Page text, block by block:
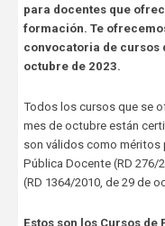
para docentes que
formación. Te
convocatoria de cursos
octubre de 2023.
Todos los cursos que se
mes de octubre están
son válidos como méritos
Pública Docente (RD 276/
(RD 1364/2010, de 29 de
Estos son los Cursos